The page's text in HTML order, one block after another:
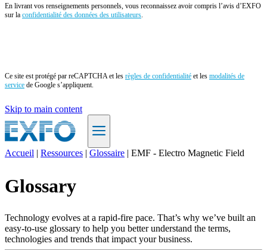
En livrant vos renseignements personnels, vous reconnaissez avoir compris l’avis d’EXFO
sur la confidentialité des données des utilisateurs.
Ce site est protégé par reCAPTCHA et les règles de confidentialité et les modalités de
service de Google s’appliquent.
Skip to main content
Produits
Soutien
Services
Acheter
Accueil | Ressources | Glossaire | EMF - Electro Magnetic Field
Glossary
Technology evolves at a rapid-fire pace. That’s why we’ve built an
easy-to-use glossary to help you better understand the terms,
technologies and trends that impact your business.